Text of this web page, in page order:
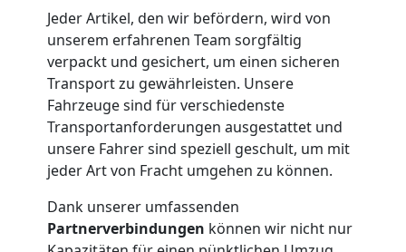
Jeder Artikel, den wir befördern, wird von
unserem erfahrenen Team sorgfältig
verpackt und gesichert, um einen sicheren
Transport zu gewährleisten. Unsere
Fahrzeuge sind für verschiedenste
Transportanforderungen ausgestattet und
unsere Fahrer sind speziell geschult, um mit
jeder Art von Fracht umgehen zu können.
Dank unserer umfassenden
Partnerverbindungen können wir nicht nur
Wolfsberg
Beiladung
Wolfsberg
Mini